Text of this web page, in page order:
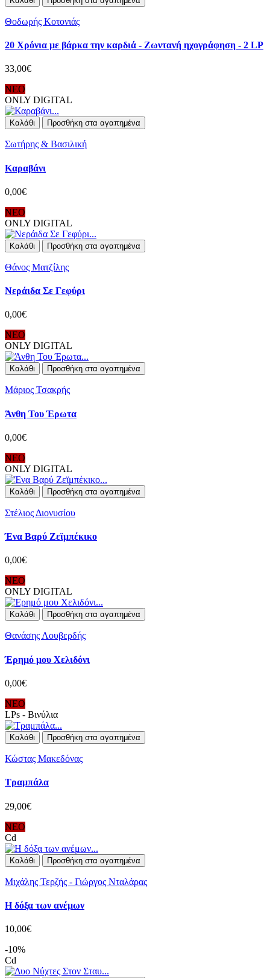
Θοδωρής Κοτονιάς
20 Χρόνια με βάρκα την καρδιά - Ζωντανή ηχογράφηση - 2 LP
33,00€
ΝΕΟ
ONLY DIGITAL
Καλάθι Προσθήκη στα αγαπημένα
Σωτήρης & Βασιλική
Καραβάνι
0,00€
ΝΕΟ
ONLY DIGITAL
Καλάθι Προσθήκη στα αγαπημένα
Θάνος Ματζίλης
Νεράιδα Σε Γεφύρι
0,00€
ΝΕΟ
ONLY DIGITAL
Καλάθι Προσθήκη στα αγαπημένα
Μάριος Τσακρής
Άνθη Του Έρωτα
0,00€
ΝΕΟ
ONLY DIGITAL
Καλάθι Προσθήκη στα αγαπημένα
Στέλιος Διονυσίου
Ένα Βαρύ Ζεϊμπέκικο
0,00€
ΝΕΟ
ONLY DIGITAL
Καλάθι Προσθήκη στα αγαπημένα
Θανάσης Λουβερδής
Έρημό μου Χελιδόνι
0,00€
ΝΕΟ
LPs - Βινύλια
Καλάθι Προσθήκη στα αγαπημένα
Κώστας Μακεδόνας
Τραμπάλα
29,00€
ΝΕΟ
Cd
Καλάθι Προσθήκη στα αγαπημένα
Μιχάλης Τερζής - Γιώργος Νταλάρας
Η δόξα των ανέμων
10,00€
-10%
Cd